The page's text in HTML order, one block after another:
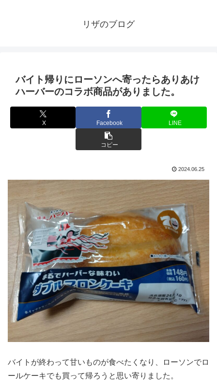
リザのブログ
バイト帰りにローソンへ寄ったらありあけ
ハーバーのコラボ商品がありました。
X Facebook LINE
コピー
2024.06.25
バイトが終わって甘いものが食べたくなり、ローソンでロ
ールケーキでも買って帰ろうと思い寄りました。